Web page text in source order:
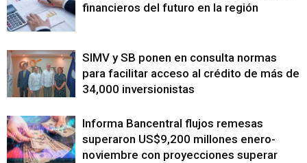
financieros del futuro en la región
SIMV y SB ponen en consulta normas
para facilitar acceso al crédito de más de
34,000 inversionistas
Informa Bancentral flujos remesas
superaron US$9,200 millones enero-
noviembre con proyecciones superar